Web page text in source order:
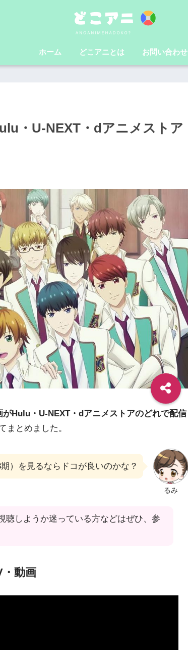
ホーム どこアニとは お問い合わせ
・U-NEXT・dアニメストア
がHulu・U-NEXT・dアニメストアのどれで配信
まとめました。
るみ
）を見るならドコが良いのかな？
聴しようか迷っている方などはぜひ、参
・動画